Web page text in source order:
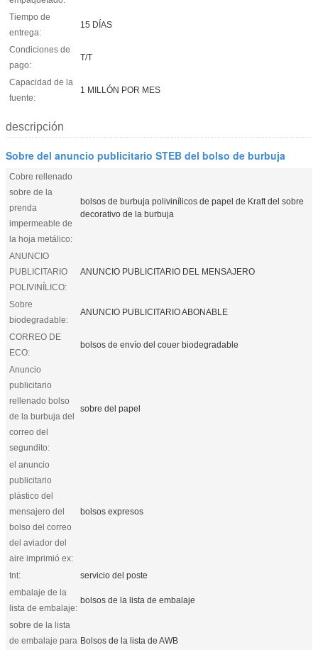
Tiempo de
entrega:
15 DÍAS
Condiciones de
pago:
T/T
Capacidad de la
fuente:
1 MILLÓN POR MES
descripción
Sobre del anuncio publicitario STEB del bolso de burbuja
Cobre rellenado
sobre de la
prenda
impermeable de
la hoja metálico:
bolsos de burbuja polivinílicos de papel de Kraft del sobre
decorativo de la burbuja
ANUNCIO
PUBLICITARIO
POLIVINÍLICO:
ANUNCIO PUBLICITARIO DEL MENSAJERO
Sobre
biodegradable:
ANUNCIO PUBLICITARIO ABONABLE
CORREO DE
ECO:
bolsos de envío del couer biodegradable
Anuncio
publicitario
rellenado bolso
de la burbuja del
correo del
segundito:
sobre del papel
el anuncio
publicitario
plástico del
mensajero del
bolso del correo
del aviador del
aire imprimió ex:
bolsos expresos
tnt:
servicio del poste
embalaje de la
lista de embalaje:
bolsos de la lista de embalaje
sobre de la lista
de embalaje para Bolsos de la lista de AWB